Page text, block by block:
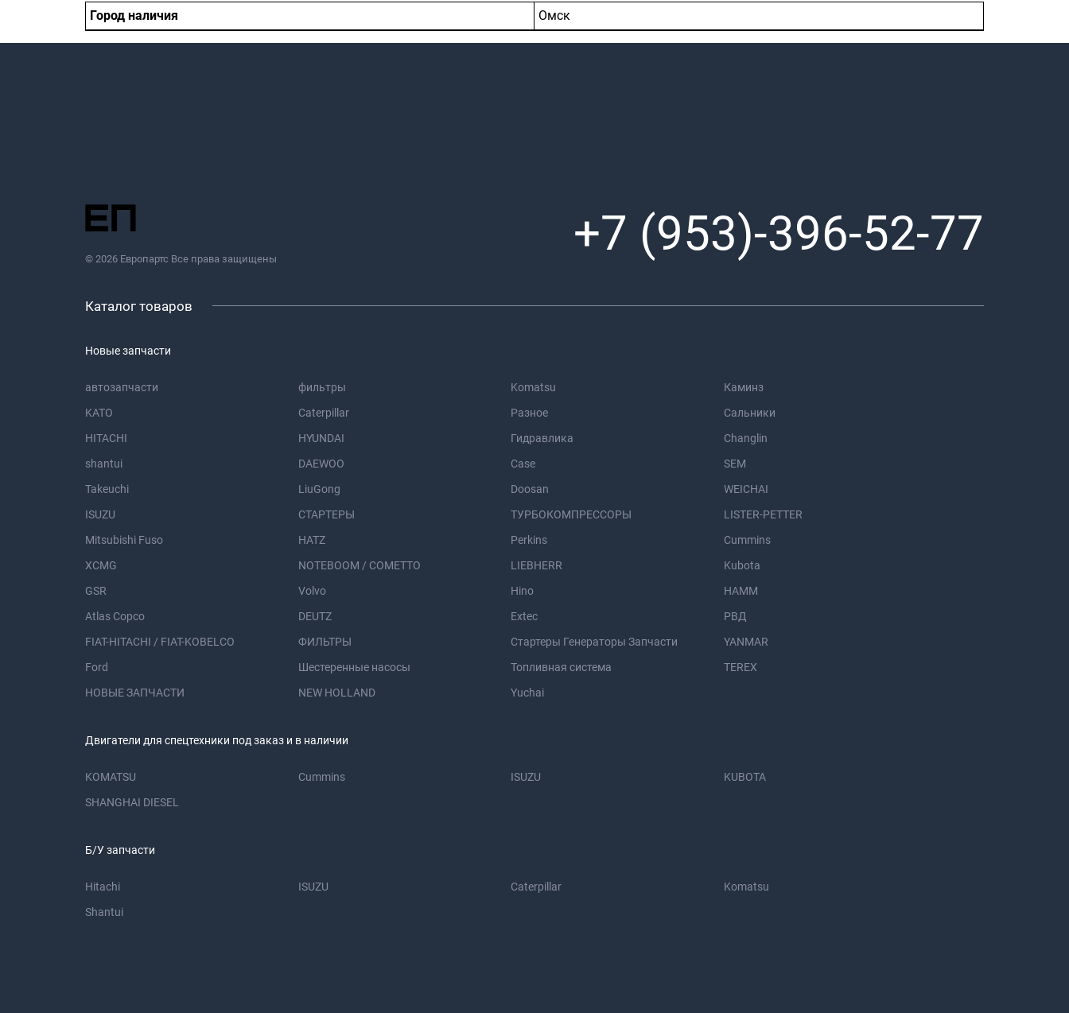
Город наличия
Омск
© 2026 Европартс Все права защищены +7 (953)-396-52-77
Каталог товаров
Новые запчасти
автозапчасти фильтры Komatsu
Каминз
KATO
Caterpillar Разное
Сальники
HITACHI
HYUNDAI Гидравлика
Changlin
shantui
DAEWOO Case
SEM
Takeuchi
LiuGong Doosan
WEICHAI
ISUZU
СТАРТЕРЫ ТУРБОКОМПРЕССОРЫ
LISTER-PETTER
Mitsubishi Fuso
HATZ Perkins
Cummins
XCMG
NOTEBOOM / COMETTO LIEBHERR
Kubota
GSR
Volvo Hino
HAMM
Atlas Copco
DEUTZ Extec
РВД
FIAT-HITACHI / FIAT-KOBELCO
ФИЛЬТРЫ Стартеры Генераторы Запчасти
YANMAR
Ford
Шестеренные насосы Топливная система
TEREX
НОВЫЕ ЗАПЧАСТИ
NEW HOLLAND Yuchai
Двигатели для спецтехники под заказ и в наличии
KOMATSU Cummins ISUZU
KUBOTA
SHANGHAI DIESEL
Б/У запчасти
Hitachi ISUZU Caterpillar
Komatsu
Shantui